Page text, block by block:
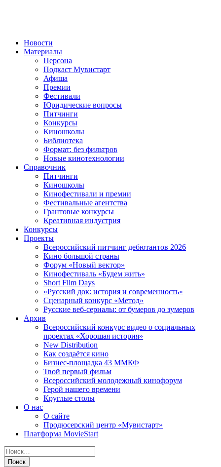
Новости
Материалы
Персона
Подкаст Мувистарт
Афиша
Премии
Фестивали
Юридические вопросы
Питчинги
Конкурсы
Киношколы
Библиотека
Формат: без фильтров
Новые кинотехнологии
Справочник
Питчинги
Киношколы
Кинофестивали и премии
Фестивальные агентства
Грантовые конкурсы
Креативная индустрия
Конкурсы
Проекты
Всероссийский питчинг дебютантов 2026
Кино большой страны
Форум «Новый вектор»
Кинофестиваль «Будем жить»
Short Film Days
«Русский док: история и современность»
Сценарный конкурс «Метод»
Русские веб-сериалы: от бумеров до зумеров
Архив
Всероссийский конкурс видео о социальных
проектах «Хорошая история»
New Distribution
Как создаётся кино
Бизнес-площадка 43 ММКФ
Твой первый фильм
Всероссийский молодежный кинофорум
Герой нашего времени
Круглые столы
О нас
О сайте
Продюсерский центр «Мувистарт»
Платформа MovieStart